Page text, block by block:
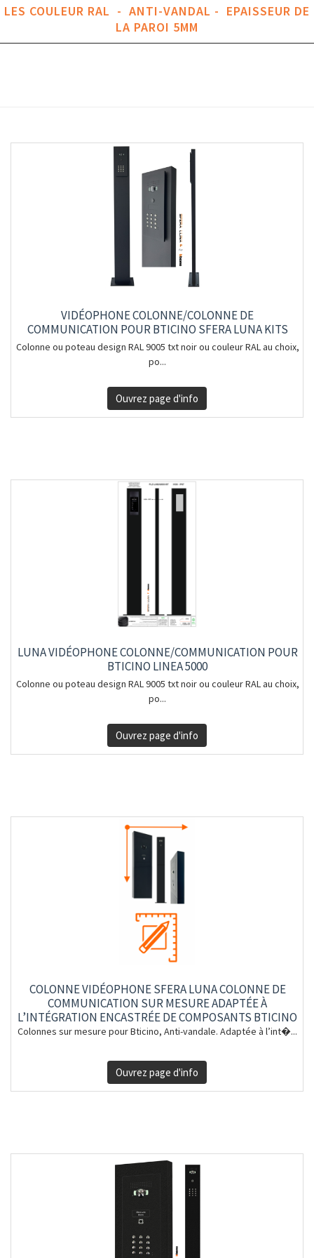
LES COULEUR RAL - ANTI-VANDAL - EPAISSEUR DE
LA PAROI 5MM
VIDÉOPHONE COLONNE/COLONNE DE
COMMUNICATION POUR BTICINO SFERA LUNA KITS
Colonne ou poteau design RAL 9005 txt noir ou couleur RAL au choix,
po...
Ouvrez page d'info
LUNA VIDÉOPHONE COLONNE/COMMUNICATION POUR
BTICINO LINEA 5000
Colonne ou poteau design RAL 9005 txt noir ou couleur RAL au choix,
po...
Ouvrez page d'info
COLONNE VIDÉOPHONE SFERA LUNA COLONNE DE
COMMUNICATION SUR MESURE ADAPTÉE À
L’INTÉGRATION ENCASTRÉE DE COMPOSANTS BTICINO
Colonnes sur mesure pour Bticino, Anti-vandale. Adaptée à l’int�...
Ouvrez page d'info